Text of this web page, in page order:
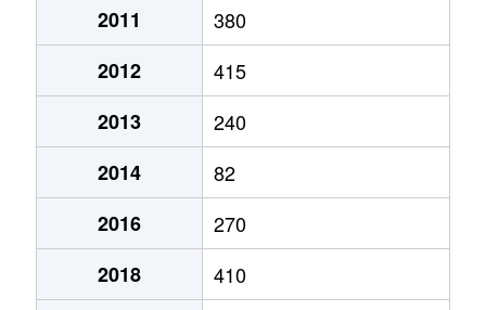
2011
380
2012
415
2013
240
2014
82
2016
270
2018
410